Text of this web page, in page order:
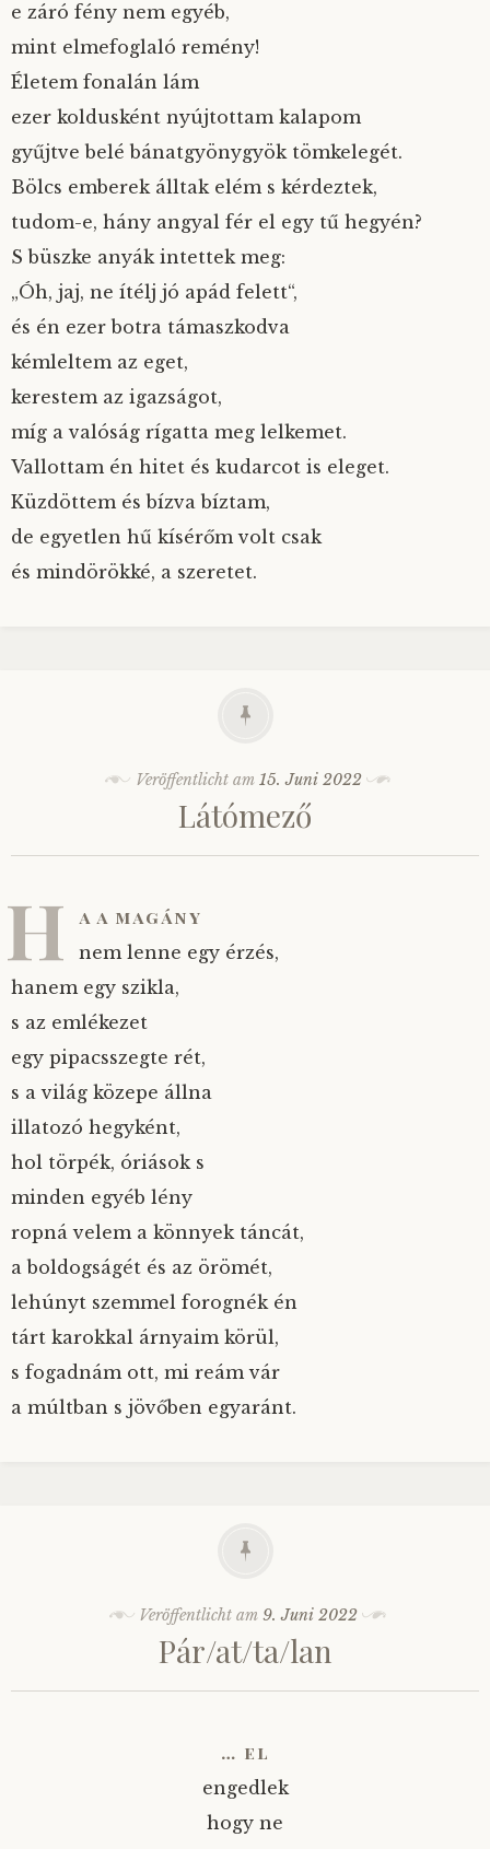
e záró fény nem egyéb,
mint elmefoglaló remény!
Életem fonalán lám
ezer koldusként nyújtottam kalapom
gyűjtve belé bánatgyönygyök tömkelegét.
Bölcs emberek álltak elém s kérdeztek,
tudom-e, hány angyal fér el egy tű hegyén?
S büszke anyák intettek meg:
„Óh, jaj, ne ítélj jó apád felett“,
és én ezer botra támaszkodva
kémleltem az eget,
kerestem az igazságot,
míg a valóság rígatta meg lelkemet.
Vallottam én hitet és kudarcot is eleget.
Küzdöttem és bízva bíztam,
de egyetlen hű kísérőm volt csak
és mindörökké, a szeretet.
Veröffentlicht am 15. Juni 2022
Látómező
H a a magány
nem lenne egy érzés,
hanem egy szikla,
s az emlékezet
egy pipacsszegte rét,
s a világ közepe állna
illatozó hegyként,
hol törpék, óriások s
minden egyéb lény
ropná velem a könnyek táncát,
a boldogságét és az örömét,
lehúnyt szemmel forognék én
tárt karokkal árnyaim körül,
s fogadnám ott, mi reám vár
a múltban s jövőben egyaránt.
Veröffentlicht am9. Juni 2022
Pár/at/ta/lan
… el
engedlek
hogy ne